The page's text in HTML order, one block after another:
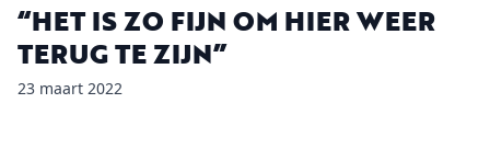
“HET IS ZO FIJN OM HIER WEER
TERUG TE ZIJN”
23 maart 2022